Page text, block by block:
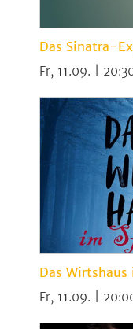
Das Sinatra-
Fr, 11.09. |
Das Wirtshaus
Fr, 11.09. |